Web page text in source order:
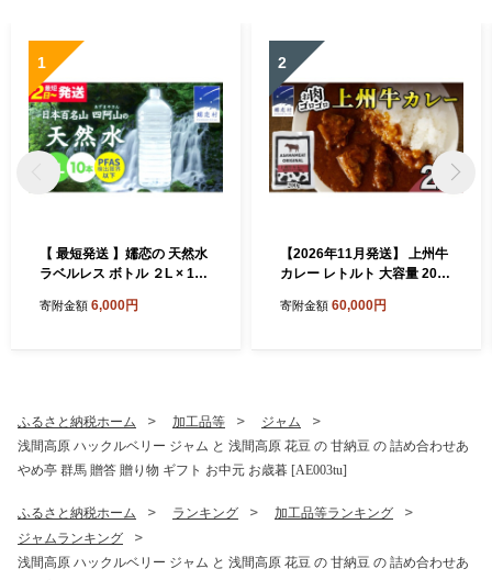
1
【 最短発送 】嬬恋の 天然水
ラベルレス ボトル ２L × 10
2000ml 2リットル 飲料水 最
寄附金額 6,000円
2
【2026年11月発送】 上州牛
カレー レトルト 大容量 200g
用 レトルトカレー 食べ比べ
H066tu]
寄附金額 60,000円
ふるさと納税ホーム 加工品等
ジャム
浅間高原 ハックルベリー ジャム と 浅間高原 花豆 の 甘納豆 の 詰め合わせあ
やめ亭 群馬 贈答 贈り物 ギフト お中元 お歳暮 [AE003tu]
ふるさと納税ホーム ランキング
加工品等ランキング
ジャムランキング
浅間高原 ハックルベリー ジャム と 浅間高原 花豆 の 甘納豆 の 詰め合わせあ